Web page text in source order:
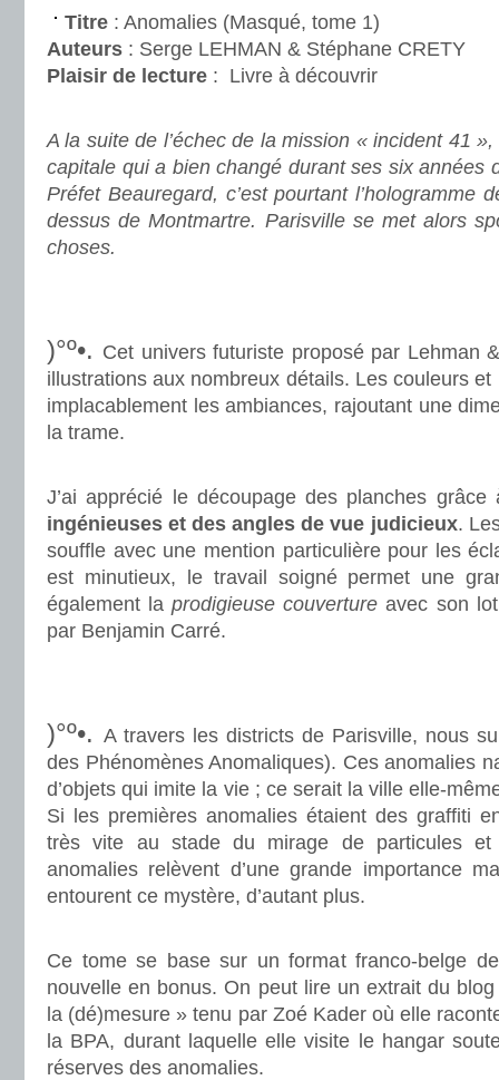
Titre : Anomalies (Masqué, tome 1)
Auteurs : Serge LEHMAN & Stéphane CRETY
Plaisir de lecture : Livre à découvrir
A la suite de l’échec de la mission « incident 41
capitale qui a bien changé durant ses six années
Préfet Beauregard, c’est pourtant l’hologramme
dessus de Montmartre. Parisville se met alors
choses.
)°º•. Cet univers futuriste proposé par Lehman
illustrations aux nombreux détails. Les couleurs
implacablement les ambiances, rajoutant une
la trame.
J’ai apprécié le découpage des planches
ingénieuses et des angles de vue judicieux.
souffle avec une mention particulière pour les
est minutieux, le travail soigné permet une
également laprodigieuse couverture avec son
par Benjamin Carré.
)°º•. A travers les districts de Parisville, nous
des Phénomènes Anomaliques). Ces anomalies
d’objets qui imite la vie ; ce serait la ville elle-
Si les premières anomalies étaient des graffiti
très vite au stade du mirage de particules
anomalies relèvent d’une grande importance
entourent ce mystère, d’autant plus.
Ce tome se base sur un format franco-belge
nouvelle en bonus. On peut lire un extrait du
la (dé)mesure » tenu par Zoé Kader où elle
la BPA, durant laquelle elle visite le hangar
réserves des anomalies.